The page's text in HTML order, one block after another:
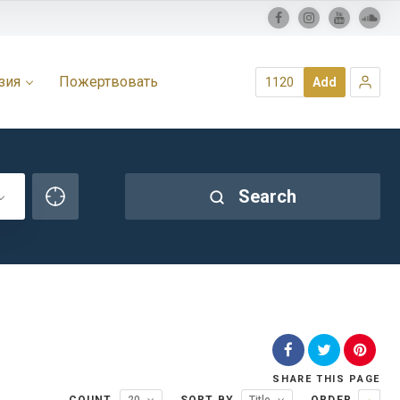
Пожертвовать 1120 Add
Search
SHARE THIS PAGE